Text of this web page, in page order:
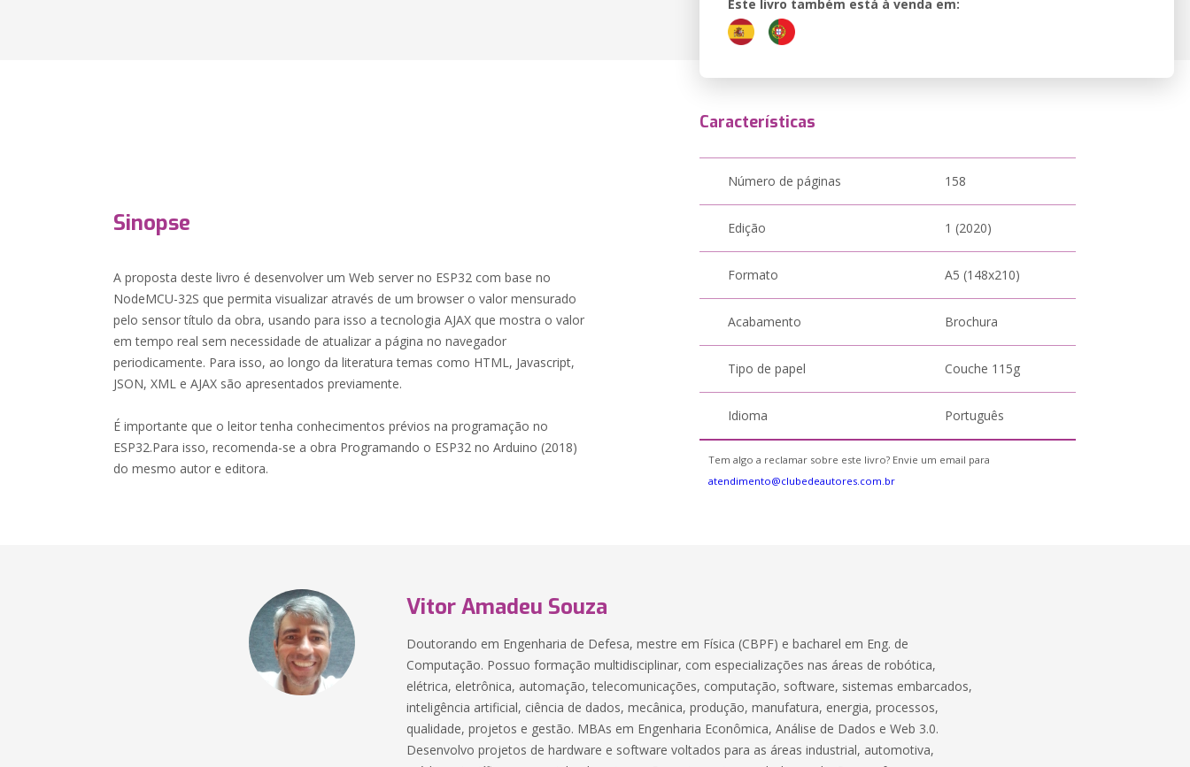
Este livro também está à venda em:
Sinopse
A proposta deste livro é desenvolver um Web server no ESP32 com base no
NodeMCU-32S que permita visualizar através de um browser o valor mensurado
pelo sensor título da obra, usando para isso a tecnologia AJAX que mostra o valor
em tempo real sem necessidade de atualizar a página no navegador
periodicamente. Para isso, ao longo da literatura temas como HTML, Javascript,
JSON, XML e AJAX são apresentados previamente.
É importante que o leitor tenha conhecimentos prévios na programação no
ESP32.Para isso, recomenda-se a obra Programando o ESP32 no Arduino (2018)
do mesmo autor e editora.
Características
Número de páginas 158
Edição 1 (2020)
Formato A5 (148x210)
Acabamento Brochura
Tipo de papel Couche 115g
Idioma Português
Tem algo a reclamar sobre este livro? Envie um email para
atendimento@clubedeautores.com.br
Vitor Amadeu Souza
Doutorando em Engenharia de Defesa, mestre em Física (CBPF) e bacharel em Eng. de
Computação. Possuo formação multidisciplinar, com especializações nas áreas de robótica,
elétrica, eletrônica, automação, telecomunicações, computação, software, sistemas embarcados,
inteligência artificial, ciência de dados, mecânica, produção, manufatura, energia, processos,
qualidade, projetos e gestão. MBAs em Engenharia Econômica, Análise de Dados e Web 3.0.
Desenvolvo projetos de hardware e software voltados para as áreas industrial, automotiva,